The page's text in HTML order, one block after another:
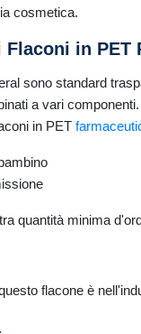
cosmetica.
in PET
sono standard
a vari
in PET
quantità minima
flacone è